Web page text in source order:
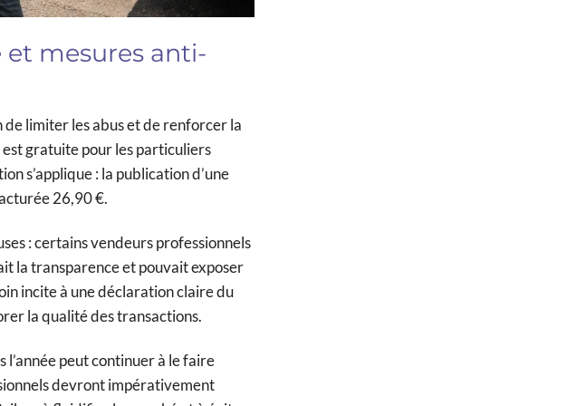
mesures anti-
limiter les abus et de renforcer la
est gratuite pour les particuliers
s’applique : la publication d’une
26,90 €.
: certains vendeurs professionnels
la transparence et pouvait exposer
incite à une déclaration claire du
la qualité des transactions.
peut continuer à le faire
devront impérativement